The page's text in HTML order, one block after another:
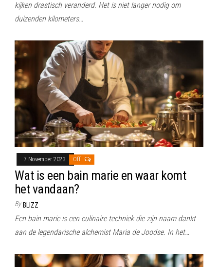
kijken drastisch veranderd. Het is niet langer nodig om
duizenden kilometers…
7 November 2023 Off
Wat is een bain marie en waar komt
het vandaan?
By BLIZZ
Een bain marie is een culinaire techniek die zijn naam dankt
aan de legendarische alchemist Maria de Joodse. In het…